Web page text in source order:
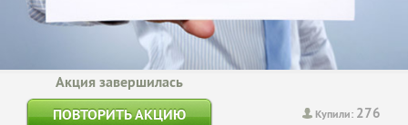
Купили: 276
Акция завершилась
ПОВТОРИТЬ АКЦИЮ